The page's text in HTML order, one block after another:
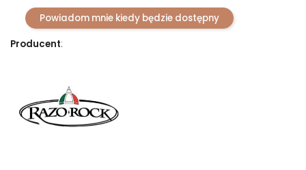
Powiadom mnie kiedy będzie dostępny
Producent: